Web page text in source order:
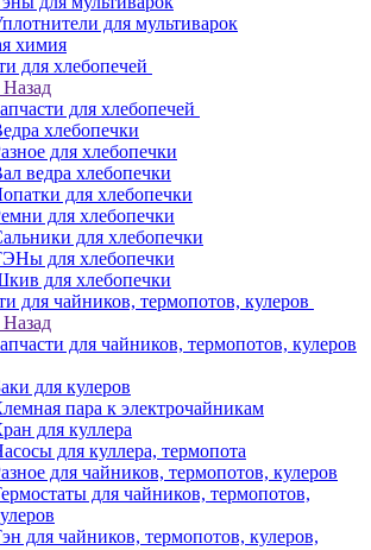
для мультиварок
химия
для хлебопечей
Назад
для хлебопечей
хлебопечки
для хлебопечки
ведра хлебопечки
для хлебопечки
для хлебопечки
для хлебопечки
для хлебопечки
для хлебопечки
для чайников, термопотов, кулеров
Назад
для чайников, термопотов, кулеров
для кулеров
пара к электрочайникам
для куллера
для куллера, термопота
для чайников, термопотов, кулеров
для чайников, термопотов,
для чайников, термопотов, кулеров,